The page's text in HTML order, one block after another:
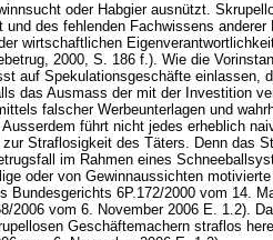
oder Habgier ausnützt.
und des fehlenden Fachwissens
wirtschaftlichen
2000, S. 186 f.). Wie die
auf Spekulationsgeschäfte einlassen,
das Ausmass der mit der Investition
falscher Werbeunterlagen und
führt nicht jedes erheblich
zur Straflosigkeit des Täters. Denn das
im Rahmen eines
oder von Gewinnaussichten
Bundesgerichts 6P.172/2000 vom 14.
2006 vom 6. November 2006 E. 1.2).
Geschäftemachern straflos